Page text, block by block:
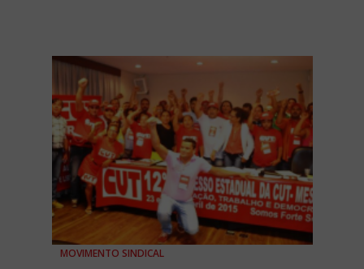
MOVIMENTO SINDICAL